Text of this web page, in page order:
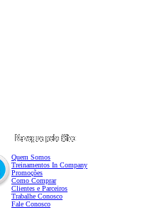
Quem Somos
Treinamentos In Company
Promoções
Como Comprar
Clientes e Parceiros
Trabalhe Conosco
Fale Conosco